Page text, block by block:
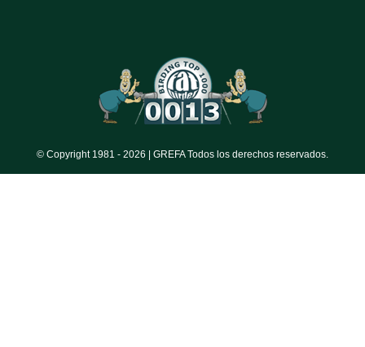
© Copyright 1981 - 2026 | GREFA Todos los derechos reservados.